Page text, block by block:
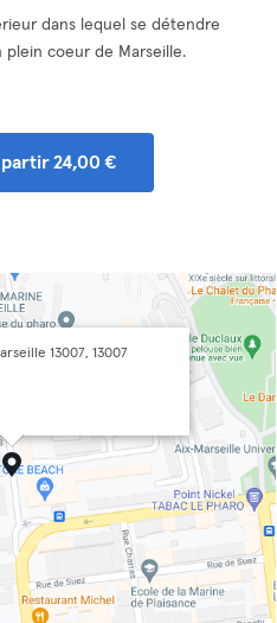
dans lequel se détendre
coeur de Marseille.
24,00 €
13007, 13007